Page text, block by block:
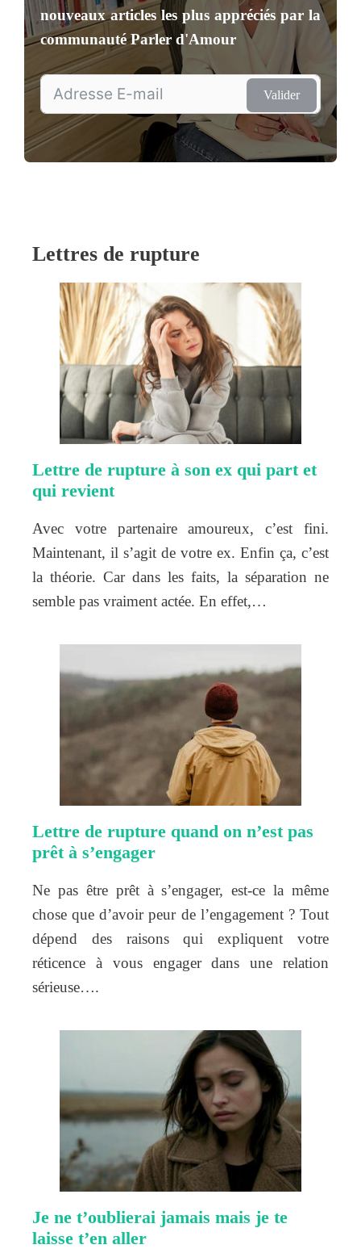
nouveaux articles les plus appréciés par la
communautéParler d'Amour
Valider
Lettres de rupture
Lettre de rupture à son ex qui part et
qui revient
Avec votre partenaire amoureux, c’est fini.
Maintenant, il s’agit de votre ex. Enfin ça, c’est
la théorie. Car dans les faits, la séparation ne
semble pas vraiment actée. En effet,…
Lettre de rupture quand on n’est pas
prêt à s’engager
Ne pas être prêt à s’engager, est-ce la même
chose que d’avoir peur de l’engagement ? Tout
dépend des raisons qui expliquent votre
réticence à vous engager dans une relation
sérieuse….
Je ne t’oublierai jamais mais je te
laisse t’en aller